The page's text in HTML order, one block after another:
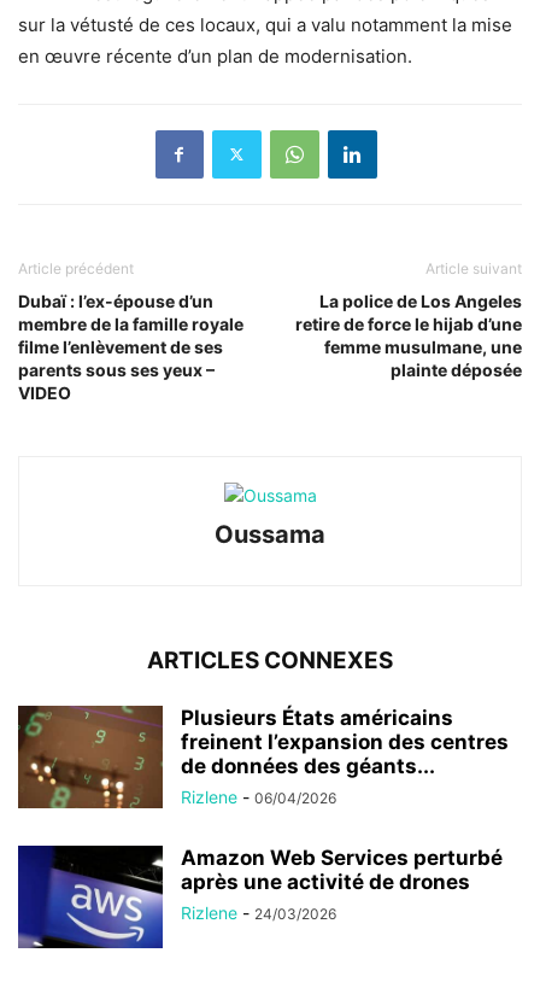
sur la vétusté de ces locaux, qui a valu notamment la mise
en œuvre récente d’un plan de modernisation.
Article précédent
Dubaï : l’ex-épouse d’un
membre de la famille royale
filme l’enlèvement de ses
parents sous ses yeux –
VIDEO
Article suivant
La police de Los Angeles
retire de force le hijab d’une
femme musulmane, une
plainte déposée
Oussama
ARTICLES CONNEXES
Plusieurs États américains
freinent l’expansion des centres
de données des géants...
Rizlene - 06/04/2026
Amazon Web Services perturbé
après une activité de drones
Rizlene - 24/03/2026